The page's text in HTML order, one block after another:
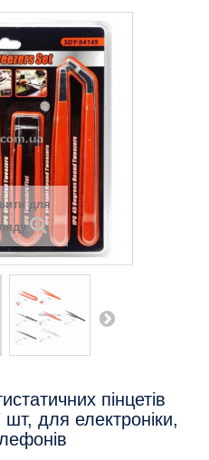
для
пінцетів
для електроніки,